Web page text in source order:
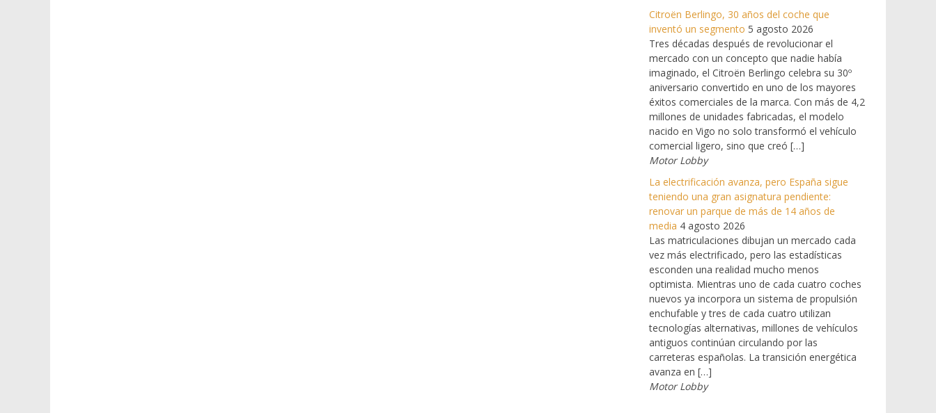
Citroën Berlingo, 30 años del coche que
inventó un segmento 5 agosto 2026
Tres décadas después de revolucionar el
mercado con un concepto que nadie había
imaginado, el Citroën Berlingo celebra su 30º
aniversario convertido en uno de los mayores
éxitos comerciales de la marca. Con más de 4,2
millones de unidades fabricadas, el modelo
nacido en Vigo no solo transformó el vehículo
comercial ligero, sino que creó […]
Motor Lobby
La electrificación avanza, pero España sigue
teniendo una gran asignatura pendiente:
renovar un parque de más de 14 años de
media 4 agosto 2026
Las matriculaciones dibujan un mercado cada
vez más electrificado, pero las estadísticas
esconden una realidad mucho menos
optimista. Mientras uno de cada cuatro coches
nuevos ya incorpora un sistema de propulsión
enchufable y tres de cada cuatro utilizan
tecnologías alternativas, millones de vehículos
antiguos continúan circulando por las
carreteras españolas. La transición energética
avanza en […]
Motor Lobby